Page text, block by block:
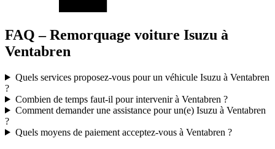
FAQ – Remorquage voiture Isuzu à
Ventabren
Quels services proposez-vous pour un véhicule Isuzu à Ventabren
?
Combien de temps faut-il pour intervenir à Ventabren ?
Comment demander une assistance pour un(e) Isuzu à Ventabren
?
Quels moyens de paiement acceptez-vous à Ventabren ?